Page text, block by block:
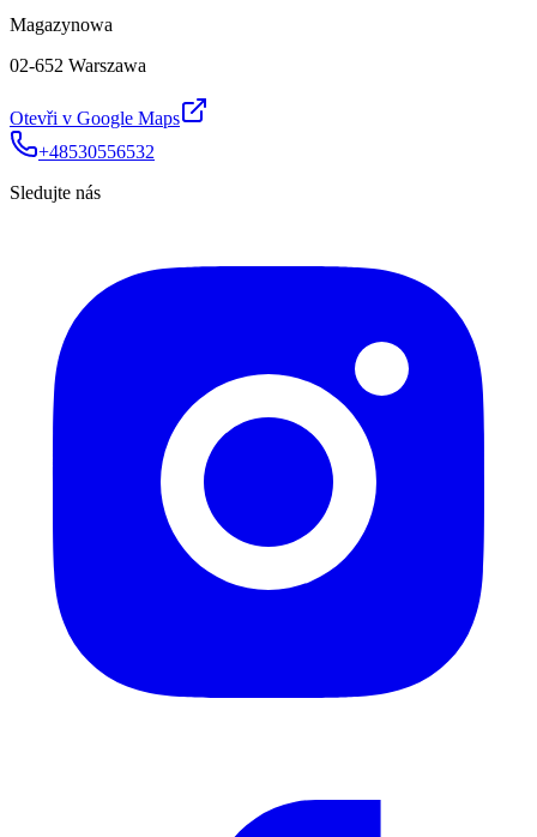
Magazynowa
02-652 Warszawa
Otevři v Google Maps
+48530556532
Sledujte nás